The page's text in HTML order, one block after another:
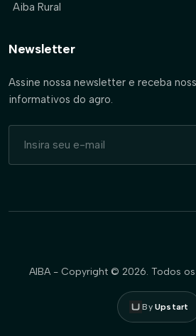
Aiba Rural
Newsletter
Assine nossa newsletter e receba
informativos do agro.
AIBA - Copyright © 2026. Todos
ByUpstart